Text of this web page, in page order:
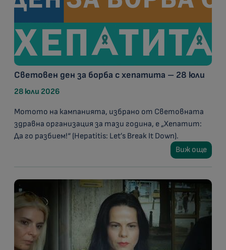
Световен ден за борба с хепатита – 28 юли
28 юли 2026
Мотото на кампанията, избрано от Световната
здравна организация за тази година, е „Хепатит:
Да го разбием!“ (Hepatitis: Let’s Break It Down).
Виж още